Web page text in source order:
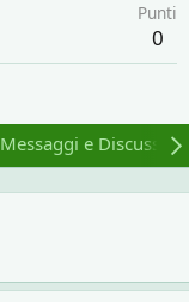
Punti
0
Messaggi e